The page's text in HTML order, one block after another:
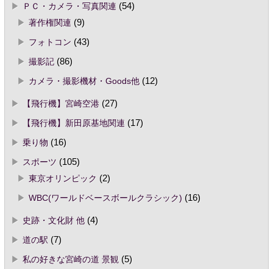
ＰＣ・カメラ・写真関連 (54)
著作権関連 (9)
フォトコン (43)
撮影記(86)
カメラ・撮影機材・Goods他(12)
【飛行機】宮崎空港(27)
【飛行機】新田原基地関連 (17)
乗り物 (16)
スポーツ (105)
東京オリンピック (2)
WBC(ワールドベースボールクラシック) (16)
史跡・文化財 他(4)
道の駅 (7)
私の好きな宮崎の道 景観 (5)